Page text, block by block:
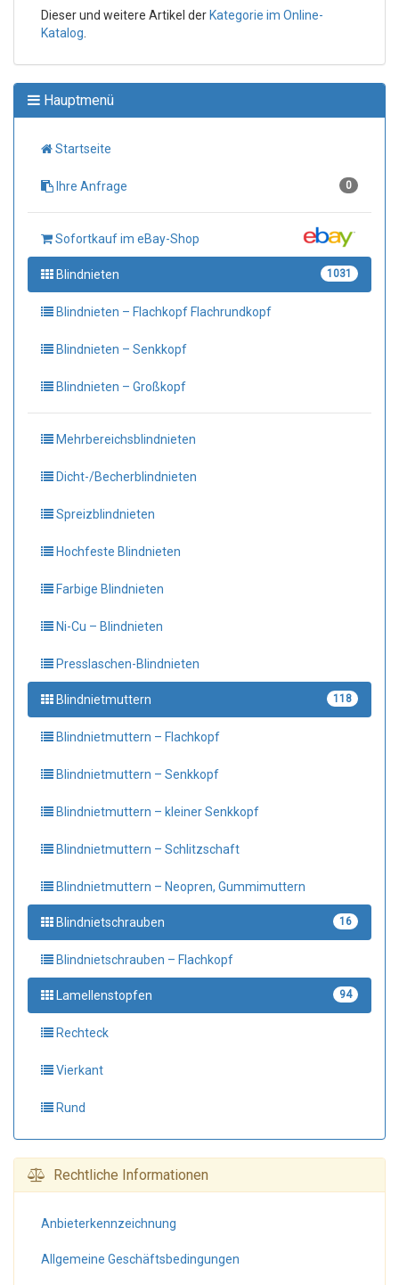
Dieser und weitere Artikel der Kategorie im Online-
Katalog
Hauptmenü
Startseite
Ihre Anfrage 0
Sofortkauf im eBay-Shop
Blindnieten 1031
Blindnieten – Flachkopf Flachrundkopf
Blindnieten – Senkkopf
Blindnieten – Großkopf
Mehrbereichsblindnieten
Dicht-/Becherblindnieten
Spreizblindnieten
Hochfeste Blindnieten
Farbige Blindnieten
Ni-Cu – Blindnieten
Presslaschen-Blindnieten
Blindnietmuttern 118
Blindnietmuttern – Flachkopf
Blindnietmuttern – Senkkopf
Blindnietmuttern – kleiner Senkkopf
Blindnietmuttern – Schlitzschaft
Blindnietmuttern – Neopren, Gummimuttern
Blindnietschrauben 16
Blindnietschrauben – Flachkopf
Lamellenstopfen 94
Rechteck
Vierkant
Rund
Rechtliche Informationen
Anbieter­kennzeichnung
Allgemeine Geschäfts­bedingungen